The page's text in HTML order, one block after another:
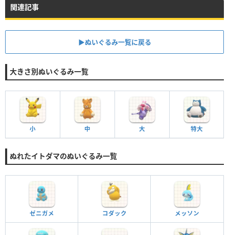
関連記事
▶︎ぬいぐるみ一覧に戻る
大きさ別ぬいぐるみ一覧
小 中 大 特大
ぬれたイトダマのぬいぐるみ一覧
ゼニガメ コダック メッソン